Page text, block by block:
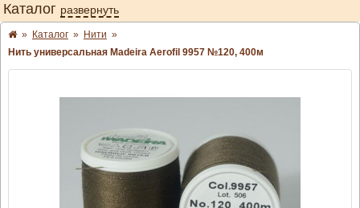
Каталог развернуть
» Каталог » Нити »
Нить универсальная Madeira Aerofil 9957 №120, 400м